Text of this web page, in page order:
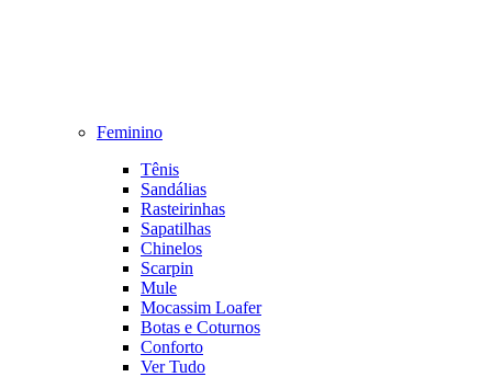
Feminino
Tênis
Sandálias
Rasteirinhas
Sapatilhas
Chinelos
Scarpin
Mule
Mocassim Loafer
Botas e Coturnos
Conforto
Ver Tudo